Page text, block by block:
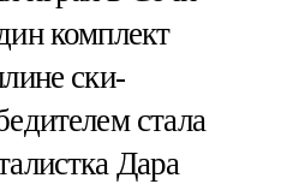
комплект
ски-
стала
Дара